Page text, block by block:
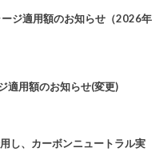
ジ適用額のお知らせ（2026年
用額のお知らせ(変更)
し、カーボンニュートラル実